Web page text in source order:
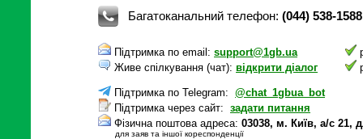
Багатоканальний телефон: (044) 538-1588
Підтримка по email: support@1gb.ua
Живе спілкування (чат): відкрити діалог
Підтримка по Telegram: @chat_1gbua_bot
Підтримка через сайт: задати питання
Фізична поштова адреса: 03038, м. Київ, а/с
для заяв та іншої кореспонденції